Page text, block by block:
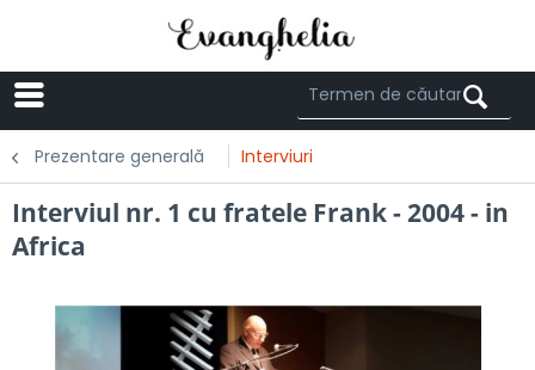
Prezentare generală Interviuri
Interviul nr. 1 cu fratele Frank - 2004 - in
Africa